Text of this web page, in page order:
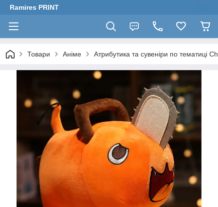
Ramires PRINT
Товари Аніме Атрибутика та сувеніри по тематиці